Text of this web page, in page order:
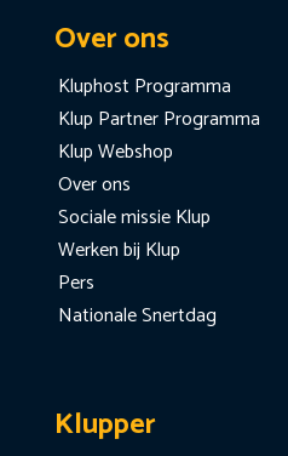
Over ons
Kluphost Programma
Klup Partner Programma
Klup Webshop
Over ons
Sociale missie Klup
Werken bij Klup
Pers
Nationale Snertdag
Klupper